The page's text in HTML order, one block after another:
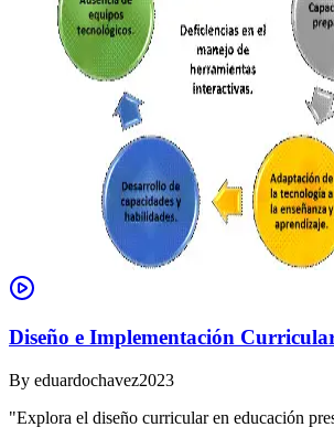
Diseño e Implementación
By eduardochavez2023
"Explora el diseño curricular en educación